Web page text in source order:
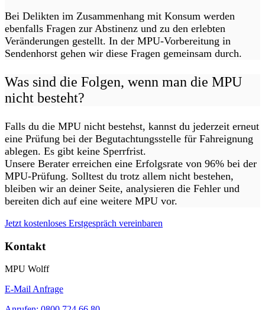
Bei Delikten im Zusammenhang mit Konsum werden
ebenfalls Fragen zur Abstinenz und zu den erlebten
Veränderungen gestellt. In der MPU-Vorbereitung in
Sendenhorst gehen wir diese Fragen gemeinsam durch.
Was sind die Folgen, wenn man die MPU
nicht besteht?
Falls du die MPU nicht bestehst, kannst du jederzeit erneut
eine Prüfung bei der Begutachtungsstelle für Fahreignung
ablegen. Es gibt keine Sperrfrist.
Unsere Berater erreichen eine Erfolgsrate von 96% bei der
MPU-Prüfung. Solltest du trotz allem nicht bestehen,
bleiben wir an deiner Seite, analysieren die Fehler und
bereiten dich auf eine weitere MPU vor.
Jetzt kostenloses Erstgespräch vereinbaren
Kontakt
MPU Wolff
E-Mail Anfrage